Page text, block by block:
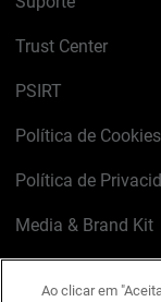
Trust Center
PSIRT
Política de Cookies
Política de
Media & Brand Kit
Ao clicar em